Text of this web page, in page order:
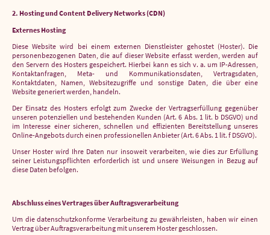
2. Hosting und Content Delivery Networks (CDN)
Externes Hosting
Diese Website wird bei einem externen Dienstleister gehostet (Hoster). Die
personenbezogenen Daten, die auf dieser Website erfasst werden, werden auf
den Servern des Hosters gespeichert. Hierbei kann es sich v. a. um IP-Adressen,
Kontaktanfragen, Meta- und Kommunikationsdaten, Vertragsdaten,
Kontaktdaten, Namen, Websitezugriffe und sonstige Daten, die über eine
Website generiert werden, handeln.
Der Einsatz des Hosters erfolgt zum Zwecke der Vertragserfüllung gegenüber
unseren potenziellen und bestehenden Kunden (Art. 6 Abs. 1 lit. b DSGVO) und
im Interesse einer sicheren, schnellen und effizienten Bereitstellung unseres
Online-Angebots durch einen professionellen Anbieter (Art. 6 Abs. 1 lit. f DSGVO).
Unser Hoster wird Ihre Daten nur insoweit verarbeiten, wie dies zur Erfüllung
seiner Leistungspflichten erforderlich ist und unsere Weisungen in Bezug auf
diese Daten befolgen.
Abschluss eines Vertrages über Auftragsverarbeitung
Um die datenschutzkonforme Verarbeitung zu gewährleisten, haben wir einen
Vertrag über Auftragsverarbeitung mit unserem Hoster geschlossen.